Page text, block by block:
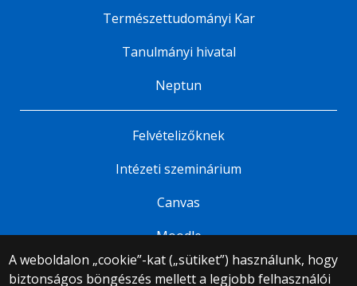
A weboldalon „cookie”-kat („sütiket”) használunk, hogy
biztonságos böngészés mellett a legjobb felhasználói
Természettudományi Kar
Tanulmányi hivatal
Neptun
Felvételizőknek
Intézeti szeminárium
Canvas
Moodle
© 2025 Eötvös Loránd Tudományegyetem